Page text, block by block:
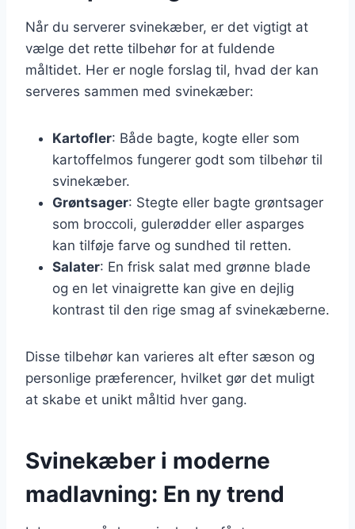
Når du serverer svinekæber, er det vigtigt at
vælge det rette tilbehør for at fuldende
måltidet. Her er nogle forslag til, hvad der kan
serveres sammen med svinekæber:
Kartofler: Både bagte, kogte eller som
kartoffelmos fungerer godt som tilbehør til
svinekæber.
Grøntsager: Stegte eller bagte grøntsager
som broccoli, gulerødder eller asparges
kan tilføje farve og sundhed til retten.
Salater: En frisk salat med grønne blade
og en let vinaigrette kan give en dejlig
kontrast til den rige smag af svinekæberne.
Disse tilbehør kan varieres alt efter sæson og
personlige præferencer, hvilket gør det muligt
at skabe et unikt måltid hver gang.
Svinekæber i moderne
madlavning: En ny trend